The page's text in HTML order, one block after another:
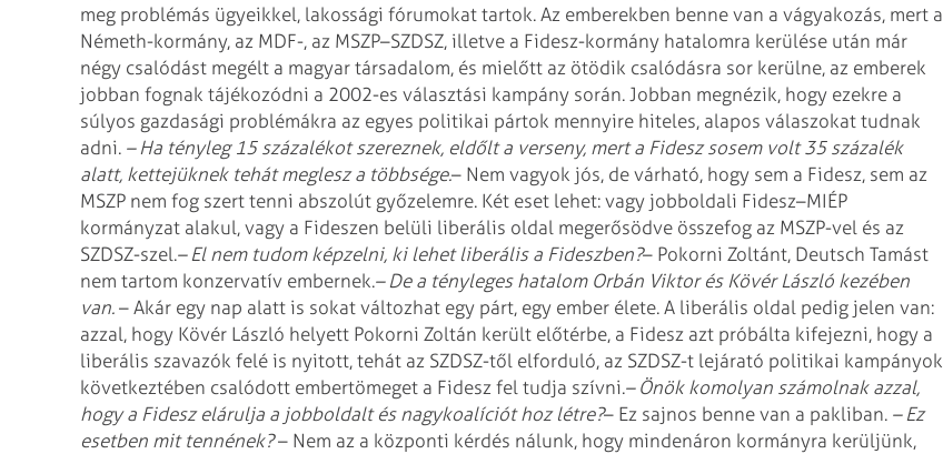
meg problémás ügyeikkel, lakossági fórumokat tartok. Az emberekben benne van a vágyakozás, mert a
Németh-kormány, az MDF-, az MSZP–SZDSZ, illetve a Fidesz-kormány hatalomra kerülése után már
négy csalódást megélt a magyar társadalom, és mielőtt az ötödik csalódásra sor kerülne, az emberek
jobban fognak tájékozódni a 2002-es választási kampány során. Jobban megnézik, hogy ezekre a
súlyos gazdasági problémákra az egyes politikai pártok mennyire hiteles, alapos válaszokat tudnak
adni. – Ha tényleg 15 százalékot szereznek, eldőlt a verseny, mert a Fidesz sosem volt 35 százalék
alatt, kettejüknek tehát meglesz a többsége.– Nem vagyok jós, de várható, hogy sem a Fidesz, sem az
MSZP nem fog szert tenni abszolút győzelemre. Két eset lehet: vagy jobboldali Fidesz–MIÉP
kormányzat alakul, vagy a Fideszen belüli liberális oldal megerősödve összefog az MSZP-vel és az
SZDSZ-szel.– El nem tudom képzelni, ki lehet liberális a Fideszben?– Pokorni Zoltánt, Deutsch Tamást
nem tartom konzervatív embernek.– De a tényleges hatalom Orbán Viktor és Kövér László kezében
van. – Akár egy nap alatt is sokat változhat egy párt, egy ember élete. A liberális oldal pedig jelen van:
azzal, hogy Kövér László helyett Pokorni Zoltán került előtérbe, a Fidesz azt próbálta kifejezni, hogy a
liberális szavazók felé is nyitott, tehát az SZDSZ-től elforduló, az SZDSZ-t lejárató politikai kampányok
következtében csalódott embertömeget a Fidesz fel tudja szívni.– Önök komolyan számolnak azzal,
hogy a Fidesz elárulja a jobboldalt és nagykoalíciót hoz létre?– Ez sajnos benne van a pakliban. – Ez
esetben mit tennének?– Nem az a központi kérdés nálunk, hogy mindenáron kormányra kerüljünk,